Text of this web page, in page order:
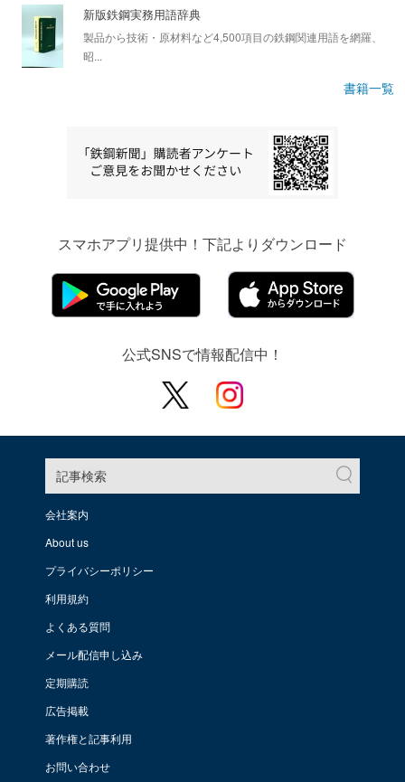
新版鉄鋼実務用語辞典
製品から技術・原材料など4,500項目の鉄鋼関連用語を網羅、
昭...
書籍一覧
スマホアプリ提供中！下記よりダウンロード
公式SNSで情報配信中！
記事検索
会社案内
About us
プライバシーポリシー
利用規約
よくある質問
メール配信申し込み
定期購読
広告掲載
著作権と記事利用
お問い合わせ